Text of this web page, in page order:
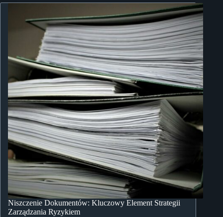
Niszczenie Dokumentów: Kluczowy Element Strategii
Zarządzania Ryzykiem